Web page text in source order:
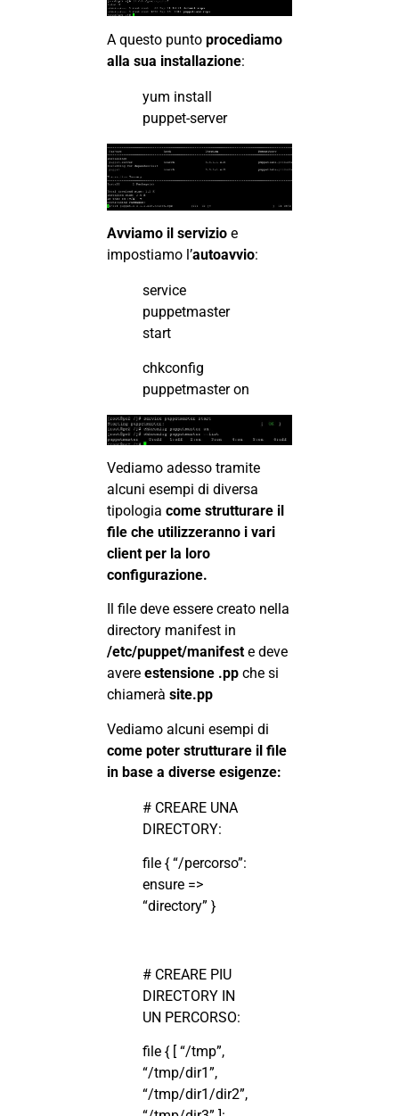
A questo punto procediamo
alla sua installazione:
yum install
puppet-server
Avviamo il servizio e
impostiamo l’autoavvio:
service
puppetmaster
start
chkconfig
puppetmaster on
Vediamo adesso tramite
alcuni esempi di diversa
tipologia come strutturare il
file che utilizzeranno i vari
client per la loro
configurazione.
Il file deve essere creato nella
directory manifest in
/etc/puppet/manifest e deve
avere estensione .pp che si
chiamerà site.pp
Vediamo alcuni esempi di
come poter strutturare il file
in base a diverse esigenze:
# CREARE UNA
DIRECTORY:
file { “/percorso”:
ensure =>
“directory” }
# CREARE PIU
DIRECTORY IN
UN PERCORSO:
file { [ “/tmp”,
“/tmp/dir1”,
“/tmp/dir1/dir2”,